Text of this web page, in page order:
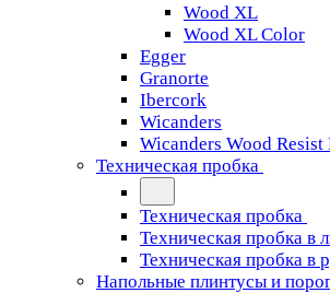
Wood XL
Wood XL Color
Egger
Granorte
Ibercork
Wicanders
Wicanders Wood Resist
Техническая пробка
Техническая пробка
Техническая пробка в
Техническая пробка в
Напольные плинтусы и